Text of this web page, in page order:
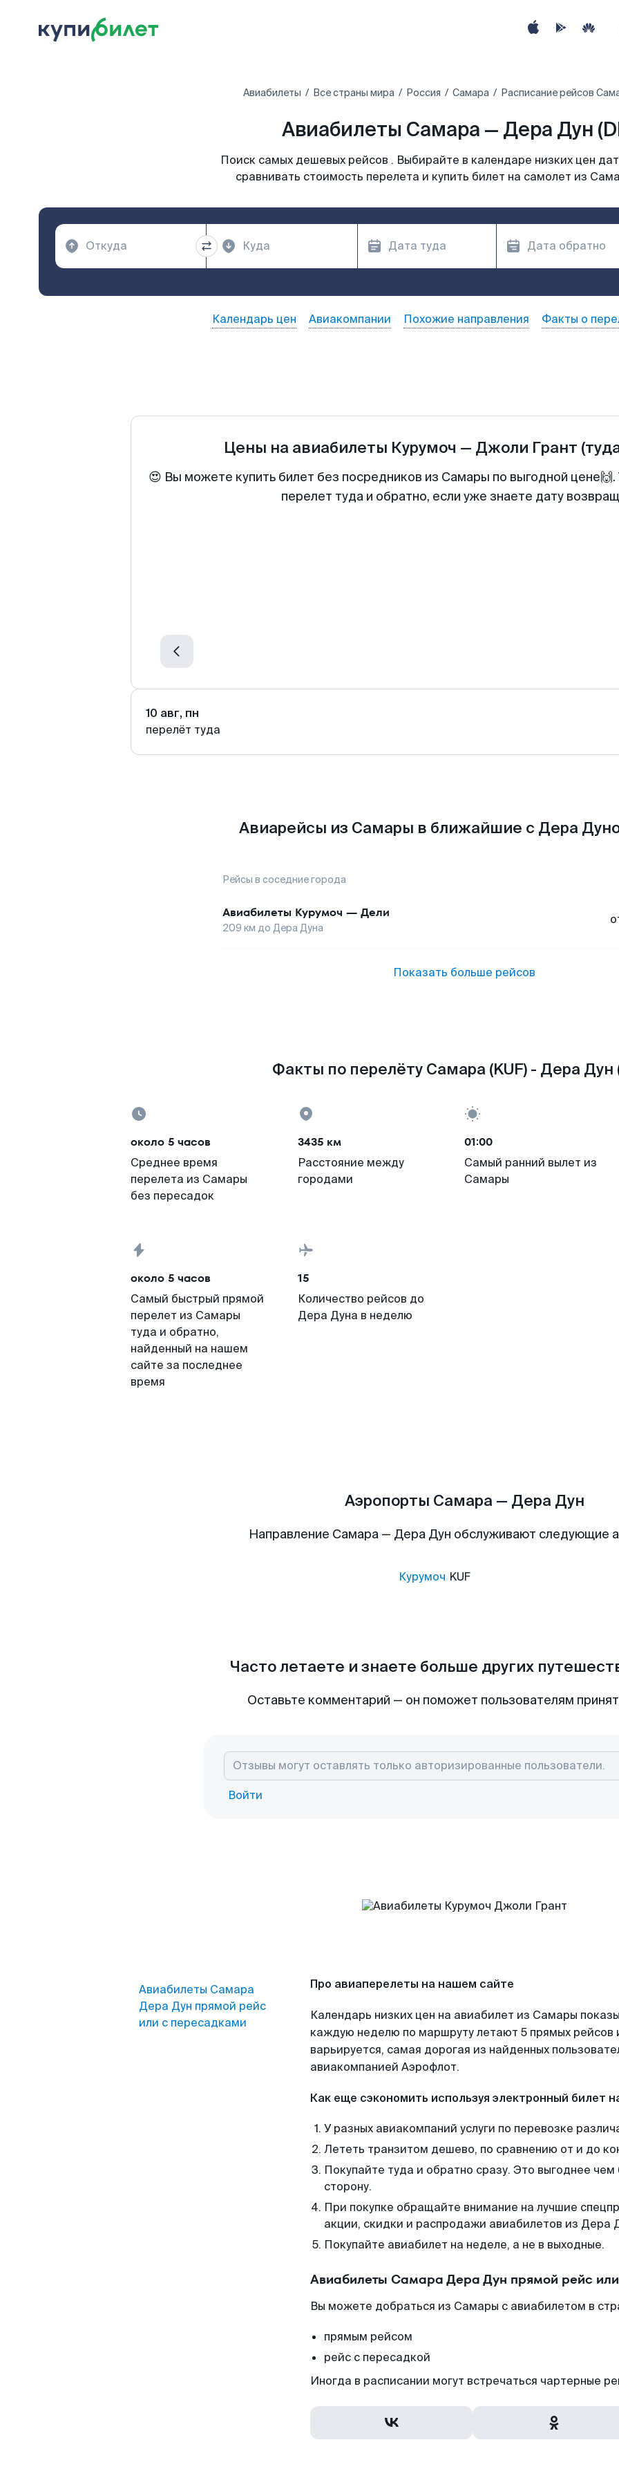
Авиабилеты Все страны мира Россия Самара Расписание рейсов
Авиабилеты Самара — Дера Дун
Поиск самых дешевых рейсов . Выбирайте в календаре низких цен
сравнивать стоимость перелета и купить билет на самолет из
Календарь цен Авиакомпании Похожие направления Факты о
Цены на авиабилеты Курумоч — Джоли Грант
😍 Вы можете купить билет без посредников из Самары по выгодной
перелет туда и обратно, если уже знаете дату
10 авг, пн
перелёт туда
Авиарейсы из Самары в ближайшие с Дера
Рейсы в соседние города
Авиабилеты Курумоч — Дели
209 км до Дера Дуна
Показать больше рейсов
Факты по перелёту Самара (KUF) - Дера Дун
около 5 часов
Среднее время
перелета из Самары
без пересадок
3435 км
Расстояние между
городами
01:00
Самый ранний вылет из
Самары
около 5 часов
Самый быстрый прямой
перелет из Самары
туда и обратно,
найденный на нашем
сайте за последнее
время
15
Количество рейсов до
Дера Дуна в неделю
Аэропорты Самара — Дера Дун
Направление Самара — Дера Дун обслуживают следующие
Курумоч KUF
Часто летаете и знаете больше других
Оставьте комментарий — он поможет пользователям
Войти
Авиабилеты Самара
Дера Дун прямой рейс
или с пересадками
Про авиаперелеты на нашем сайте
Календарь низких цен на авиабилет из Самары
каждую неделю по маршруту летают 5 прямых рейсов
варьируется, самая дорогая из найденных
авиакомпанией Аэрофлот.
Как еще сэкономить используя электронный билет
У разных авиакомпаний услуги по перевозке
Лететь транзитом дешево, по сравнению от и до
Покупайте туда и обратно сразу. Это выгоднее
сторону.
При покупке обращайте внимание на лучшие
акции, скидки и распродажи авиабилетов из Дера
Покупайте авиабилет на неделе, а не в выходные.
Авиабилеты Самара Дера Дун прямой рейс
Вы можете добраться из Самары с авиабилетом в
прямым рейсом
рейс с пересадкой
Иногда в расписании могут встречаться чартерные